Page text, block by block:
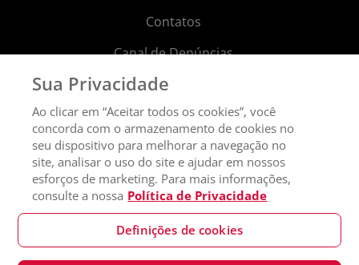
Contatos
Canal de Denúncias
Aviso de Privacidade
Política de Sustentabilidade
Lei de Proteção de Dados - LGPD
Alerta de Fraude
Política de Diversidade
Sua Privacidade
Ao clicar em “Aceitar todos os cookies”, você
concorda com o armazenamento de cookies no
seu dispositivo para melhorar a navegação no
site, analisar o uso do site e ajudar em nossos
esforços de marketing. Para mais informações,
consulte a nossa Política de Privacidade
Definições de cookies